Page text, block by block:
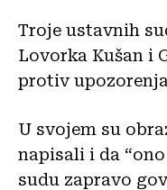
Troje ustavnih
Lovorka Kušan i
protiv
U svojem su
napisali i da
sudu zapravo